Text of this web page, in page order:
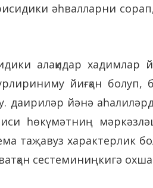
әһвалларни сорап,
алақидар
йиғқан
даириләр йәнә
һөкүмәтниң
таҗавуз характерлик
сестеминиңкигә